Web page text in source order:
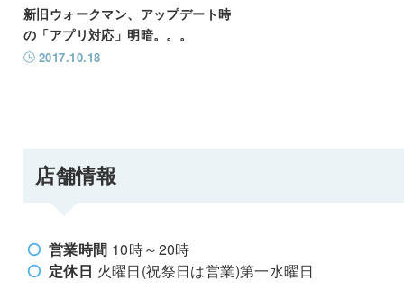
新旧ウォークマン、アップデート時
の「アプリ対応」明暗。。。
2017.10.18
店舗情報
営業時間 10時～20時
定休日 火曜日(祝祭日は営業)第一水曜日